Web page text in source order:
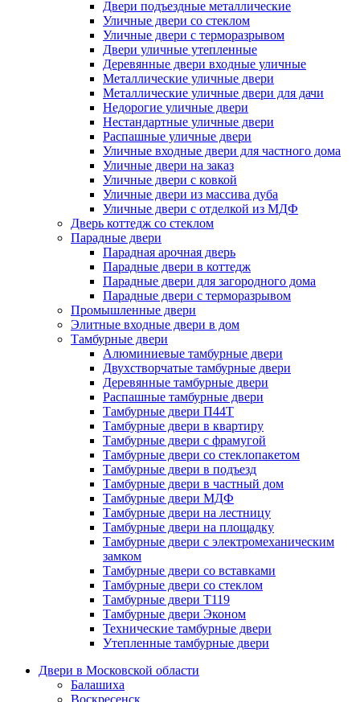
Двери подъездные металлические
Уличные двери со стеклом
Уличные двери с терморазрывом
Двери уличные утепленные
Деревянные двери входные уличные
Металлические уличные двери
Металлические уличные двери для дачи
Недорогие уличные двери
Нестандартные уличные двери
Распашные уличные двери
Уличные входные двери для частного дома
Уличные двери на заказ
Уличные двери с ковкой
Уличные двери из массива дуба
Уличные двери с отделкой из МДФ
Дверь коттедж со стеклом
Парадные двери
Парадная арочная дверь
Парадные двери в коттедж
Парадные двери для загородного дома
Парадные двери с терморазрывом
Промышленные двери
Элитные входные двери в дом
Тамбурные двери
Алюминиевые тамбурные двери
Двухстворчатые тамбурные двери
Деревянные тамбурные двери
Распашные тамбурные двери
Тамбурные двери П44Т
Тамбурные двери в квартиру
Тамбурные двери с фрамугой
Тамбурные двери со стеклопакетом
Тамбурные двери в подъезд
Тамбурные двери в частный дом
Тамбурные двери МДФ
Тамбурные двери на лестницу
Тамбурные двери на площадку
Тамбурные двери с электромеханическим
замком
Тамбурные двери со вставками
Тамбурные двери со стеклом
Тамбурные двери Т119
Тамбурные двери Эконом
Технические тамбурные двери
Утепленные тамбурные двери
Двери в Московской области
Балашиха
Воскресенск